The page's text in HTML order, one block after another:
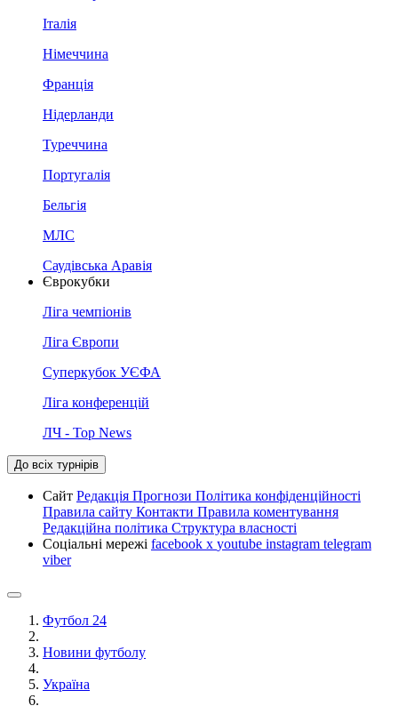
Італія
Німеччина
Франція
Нідерланди
Туреччина
Португалія
Бельгія
МЛС
Саудівська Аравія
Єврокубки
Ліга чемпіонів
Ліга Європи
Суперкубок УЄФА
Ліга конференцій
ЛЧ - Top News
До всіх турнірів
Сайт Редакція Прогнози Політика конфіденційності
Правила сайту Контакти Правила коментування
Редакційна політика Структура власності
Соціальні мережі facebook x youtube instagram telegram
viber
Футбол 24
Новини футболу
Україна